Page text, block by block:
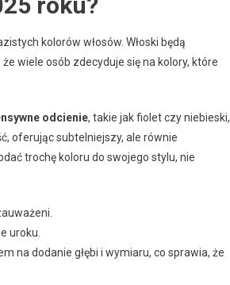
kolorów włosów. Włoski będą
wiele osób zdecyduje się na kolory, które
odcienie, takie jak fiolet czy niebieski,
oferując subtelniejszy, ale równie
trochę koloru do swojego stylu, nie
uroku.
na dodanie głębi i wymiaru, co sprawia, że